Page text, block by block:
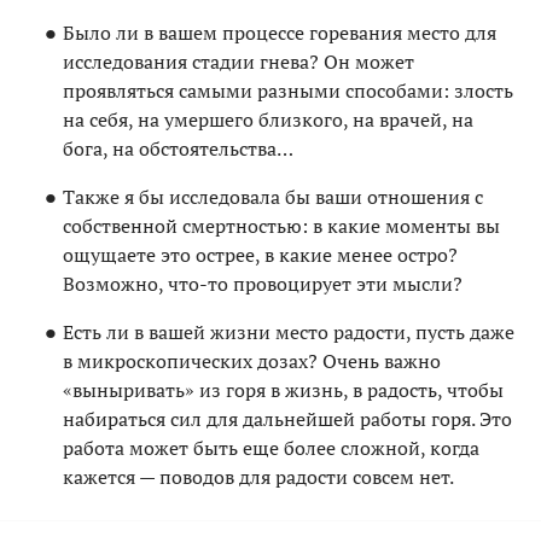
Было ли в вашем процессе горевания место для
исследования стадии гнева? Он может
проявляться самыми разными способами: злость
на себя, на умершего близкого, на врачей, на
бога, на обстоятельства…
Также я бы исследовала бы ваши отношения с
собственной смертностью: в какие моменты вы
ощущаете это острее, в какие менее остро?
Возможно, что-то провоцирует эти мысли?
Есть ли в вашей жизни место радости, пусть даже
в микроскопических дозах? Очень важно
«выныривать» из горя в жизнь, в радость, чтобы
набираться сил для дальнейшей работы горя. Это
работа может быть еще более сложной, когда
кажется — поводов для радости совсем нет.